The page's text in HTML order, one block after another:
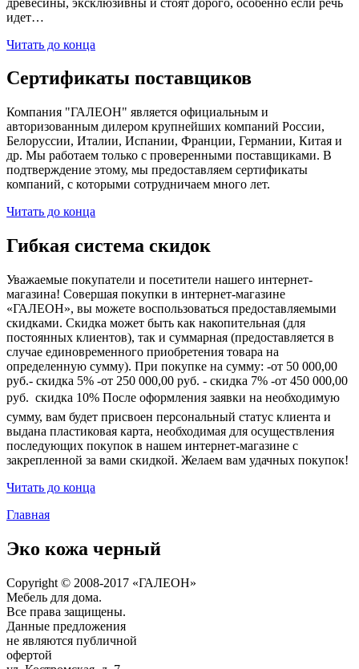
идет…
Читать до конца
Сертификаты поставщиков
Компания "ГАЛЕОН" является официальным и
авторизованным дилером крупнейших компаний России,
Белоруссии, Италии, Испании, Франции, Германии, Китая и
др. Мы работаем только с проверенными поставщиками. В
подтверждение этому, мы предоставляем сертификаты
компаний, с которыми сотрудничаем много лет.
Читать до конца
Гибкая система скидок
Уважаемые покупатели и посетители нашего интернет-
магазина! Совершая покупки в интернет-магазине
«ГАЛЕОН», вы можете воспользоваться предоставляемыми
скидками. Скидка может быть как накопительная (для
постоянных клиентов), так и суммарная (предоставляется в
случае единовременного приобретения товара на
определенную сумму). При покупке на сумму: -от 50 000,00
руб.- скидка 5% -от 250 000,00 руб. - скидка 7% -от 450 000,00
руб.  скидка 10% После оформления заявки на необходимую
сумму, вам будет присвоен персональный статус клиента и
выдана пластиковая карта, необходимая для осуществления
последующих покупок в нашем интернет-магазине с
закрепленной за вами скидкой. Желаем вам удачных покупок!
Читать до конца
Главная
Эко кожа черный
Copyright © 2008-2017 «ГАЛЕОН»
Мебель для дома.
Все права защищены.
Данные предложения
не являются публичной
офертой